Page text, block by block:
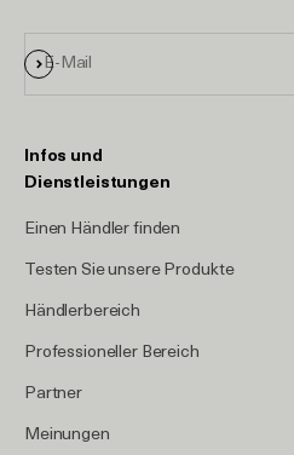
E-Mail
Anmelden
Infos und
Dienstleistungen
Einen Händler finden
Testen Sie unsere Produkte
Händlerbereich
Professioneller Bereich
Partner
Meinungen